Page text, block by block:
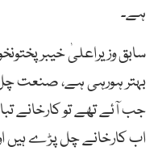
ہے۔
سابق وزیراعلیٰ
بہتر ہورہی ہے، صنعت
جب آئے تھے تو کارخانے
اب کارخانے چل پڑے ہیں